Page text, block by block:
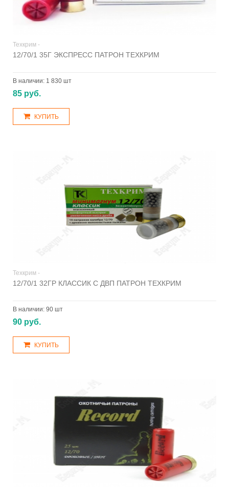
Техкрим -
12/70/1 35Г ЭКСПРЕСС ПАТРОН ТЕХКРИМ
В наличии: 1 830 шт
85 руб.
КУПИТЬ
Техкрим -
12/70/1 32ГР КЛАССИК С ДВП ПАТРОН ТЕХКРИМ
В наличии: 90 шт
90 руб.
КУПИТЬ